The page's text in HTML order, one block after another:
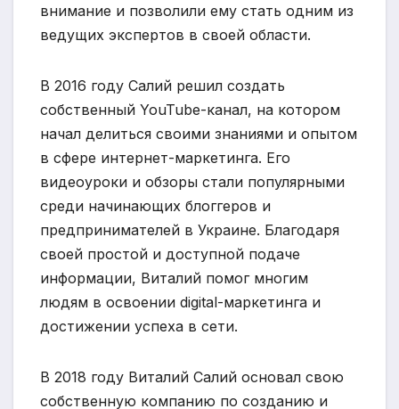
внимание и позволили ему стать одним из
ведущих экспертов в своей области.
В 2016 году Салий решил создать
собственный YouTube-канал, на котором
начал делиться своими знаниями и опытом
в сфере интернет-маркетинга. Его
видеоуроки и обзоры стали популярными
среди начинающих блоггеров и
предпринимателей в Украине. Благодаря
своей простой и доступной подаче
информации, Виталий помог многим
людям в освоении digital-маркетинга и
достижении успеха в сети.
В 2018 году Виталий Салий основал свою
собственную компанию по созданию и